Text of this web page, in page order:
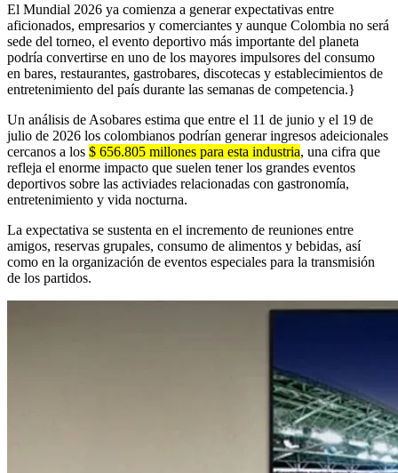
El Mundial 2026 ya comienza a generar expectativas entre
aficionados, empresarios y comerciantes y aunque Colombia no será
sede del torneo, el evento deportivo más importante del planeta
podría convertirse en uno de los mayores impulsores del consumo
en bares, restaurantes, gastrobares, discotecas y establecimientos de
entretenimiento del país durante las semanas de competencia.}
Un análisis de Asobares estima que entre el 11 de junio y el 19 de
julio de 2026 los colombianos podrían generar ingresos adeicionales
cercanos a los $ 656.805 millones para esta industria, una cifra que
refleja el enorme impacto que suelen tener los grandes eventos
deportivos sobre las activiades relacionadas con gastronomía,
entretenimiento y vida nocturna.
La expectativa se sustenta en el incremento de reuniones entre
amigos, reservas grupales, consumo de alimentos y bebidas, así
como en la organización de eventos especiales para la transmisión
de los partidos.